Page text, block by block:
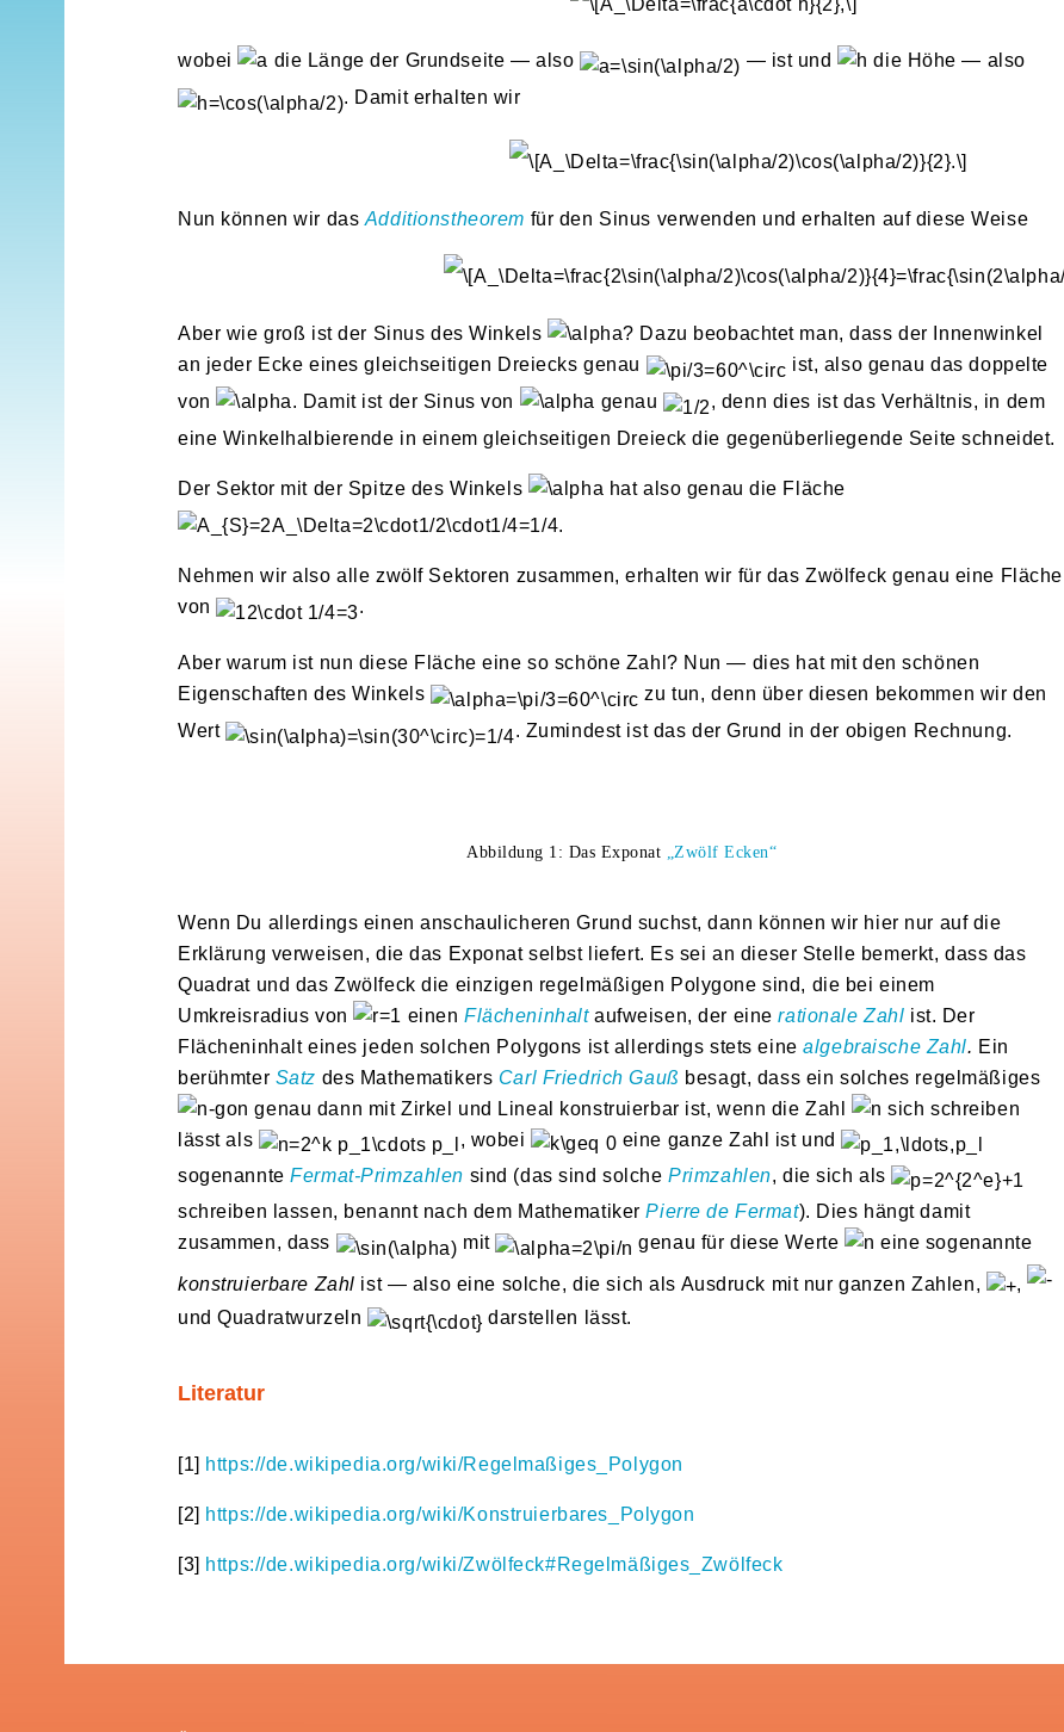
wobei die Länge der Grundseite — also — ist und
die Höhe — also
. Damit erhalten wir
Nun können wir das Additionstheorem für den Sinus verwenden und erhalten auf diese Weise
Aber wie groß ist der Sinus des Winkels
? Dazu beobachtet man, dass der Innenwinkel
an jeder Ecke eines gleichseitigen Dreiecks genau
ist, also genau das doppelte
von
. Damit ist der Sinus von genau
, denn dies ist das Verhältnis, in dem
eine Winkelhalbierende in einem gleichseitigen Dreieck die gegenüberliegende Seite schneidet.
Der Sektor mit der Spitze des Winkels hat also genau die Fläche
Nehmen wir also alle zwölf Sektoren zusammen, erhalten wir für das Zwölfeck genau eine Fläche
von
.
Aber warum ist nun diese Fläche eine so schöne Zahl? Nun — dies hat mit den schönen
Eigenschaften des Winkels
zu tun, denn über diesen bekommen wir den
Wert
. Zumindest ist das der Grund in der obigen Rechnung.
Abbildung 1: Das Exponat „Zwölf Ecken“
Wenn Du allerdings einen anschaulicheren Grund suchst, dann können wir hier nur auf die
Erklärung verweisen, die das Exponat selbst liefert. Es sei an dieser Stelle bemerkt, dass das
Quadrat und das Zwölfeck die einzigen regelmäßigen Polygone sind, die bei einem
Umkreisradius von
einen Flächeninhaltaufweisen, der einerationale Zahl ist. Der
Flächeninhalt eines jeden solchen Polygons ist allerdings stets einealgebraische Zahl. Ein
berühmter Satz des Mathematikers Carl Friedrich Gauß besagt, dass ein solches regelmäßiges
-gon genau dann mit Zirkel und Lineal konstruierbar ist, wenn die Zahl
sich schreiben
lässt als
, wobei
eine ganze Zahl ist und
sogenannteFermat-Primzahlen sind (das sind solchePrimzahlen, die sich als
schreiben lassen, benannt nach dem MathematikerPierre de Fermat). Dies hängt damit
zusammen, dass
mit genau für diese Werte eine sogenannte
konstruierbare Zahl ist — also eine solche, die sich als Ausdruck mit nur ganzen Zahlen,
,
und Quadratwurzeln
darstellen lässt.
Literatur
[1] https://de.wikipedia.org/wiki/Regelmaßiges_Polygon
[2] https://de.wikipedia.org/wiki/Konstruierbares_Polygon
[3] https://de.wikipedia.org/wiki/Zwölfeck#Regelmäßiges_Zwölfeck